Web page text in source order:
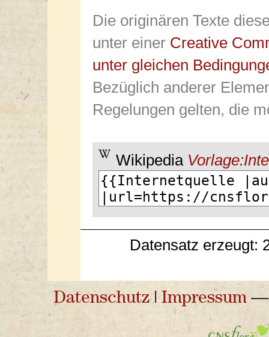
Die originären Texte
unter einer Creative
unter gleichen
Bezüglich anderer
Regelungen gelten, die
Wikipedia
Datensatz erzeugt:
Datenschutz| Impressum—